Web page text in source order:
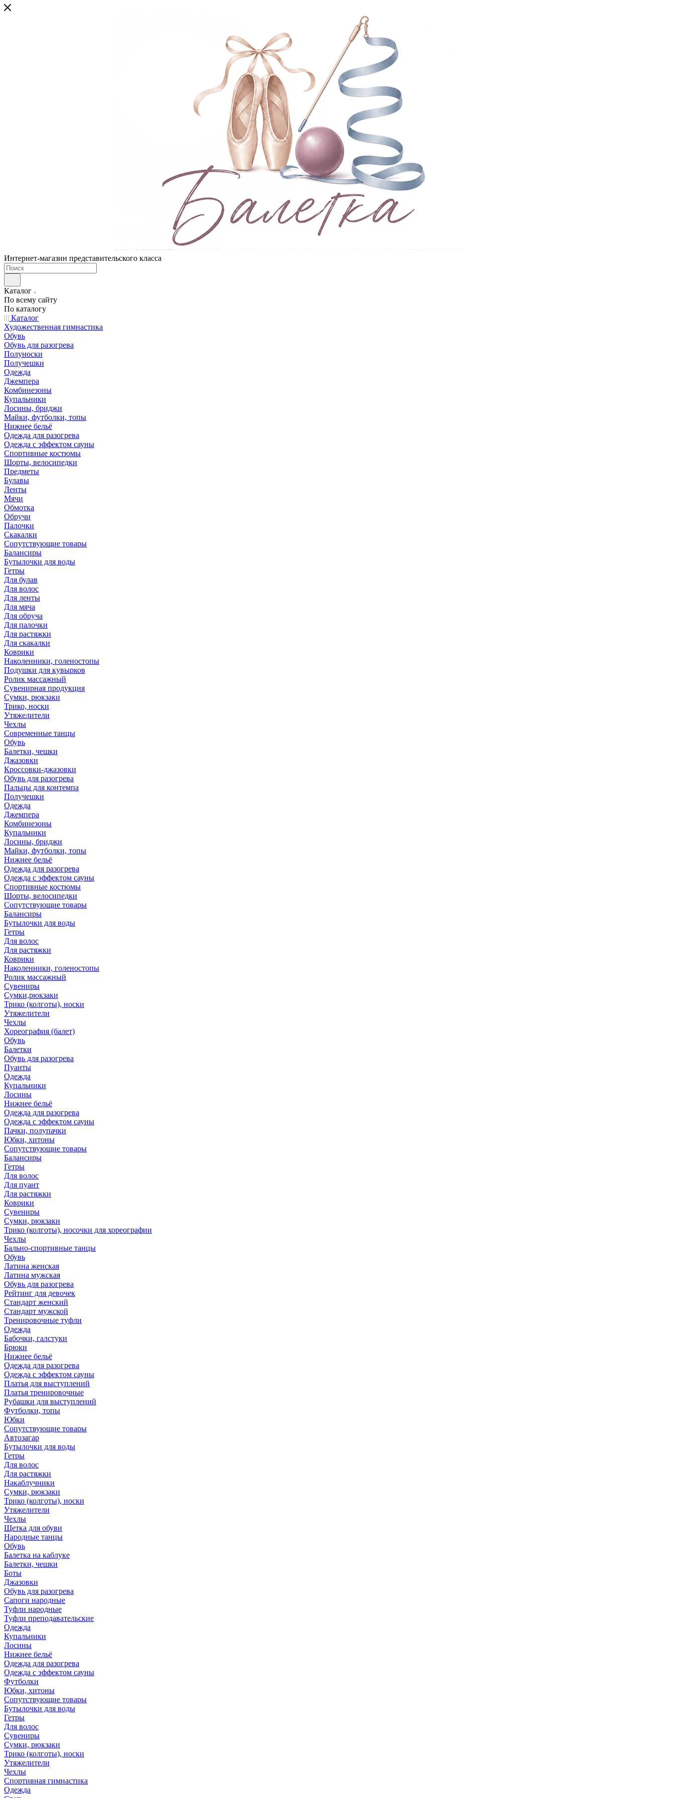
Интернет-магазин представительского класса
Каталог
По всему сайту
По каталогу
Каталог
Художественная гимнастика
Обувь
Обувь для разогрева
Полуноски
Получешки
Одежда
Джемпера
Комбинезоны
Купальники
Лосины, бриджи
Майки, футболки, топы
Нижнее бельё
Одежда для разогрева
Одежда с эффектом сауны
Спортивные костюмы
Шорты, велосипедки
Предметы
Булавы
Ленты
Мячи
Обмотка
Обручи
Палочки
Скакалки
Сопутствующие товары
Балансиры
Бутылочки для воды
Гетры
Для булав
Для волос
Для ленты
Для мяча
Для обруча
Для палочки
Для растяжки
Для скакалки
Коврики
Наколенники, голеностопы
Подушки для кувырков
Ролик массажный
Сувенирная продукция
Сумки, рюкзаки
Трико, носки
Утяжелители
Чехлы
Современные танцы
Обувь
Балетки, чешки
Джазовки
Кроссовки-джазовки
Обувь для разогрева
Пальцы для контемпа
Получешки
Одежда
Джемпера
Комбинезоны
Купальники
Лосины, бриджи
Майки, футболки, топы
Нижнее бельё
Одежда для разогрева
Одежда с эффектом сауны
Спортивные костюмы
Шорты, велосипедки
Сопутствующие товары
Балансиры
Бутылочки для воды
Гетры
Для волос
Для растяжки
Коврики
Наколенники, голеностопы
Ролик массажный
Сувениры
Сумки,рюкзаки
Трико (колготы), носки
Утяжелители
Чехлы
Хореография (балет)
Обувь
Балетки
Обувь для разогрева
Пуанты
Одежда
Купальники
Лосины
Нижнее бельё
Одежда для разогрева
Одежда с эффектом сауны
Пачки, полупачки
Юбки, хитоны
Сопутствующие товары
Балансиры
Гетры
Для волос
Для пуант
Для растяжки
Коврики
Сувениры
Сумки, рюкзаки
Трико (колготы), носочки для хореографии
Чехлы
Бально-спортивные танцы
Обувь
Латина женская
Латина мужская
Обувь для разогрева
Рейтинг для девочек
Стандарт женский
Стандарт мужской
Тренировочные туфли
Одежда
Бабочки, галстуки
Брюки
Нижнее бельё
Одежда для разогрева
Одежда с эффектом сауны
Платья для выступлений
Платья тренировочные
Рубашки для выступлений
Футболки, топы
Юбки
Сопутствующие товары
Автозагар
Бутылочки для воды
Гетры
Для волос
Для растяжки
Накаблучники
Сумки, рюкзаки
Трико (колготы), носки
Утяжелители
Чехлы
Щетка для обуви
Народные танцы
Обувь
Балетка на каблуке
Балетки, чешки
Боты
Джазовки
Обувь для разогрева
Сапоги народные
Туфли народные
Туфли преподавательские
Одежда
Купальники
Лосины
Нижнее бельё
Одежда для разогрева
Одежда с эффектом сауны
Футболки
Юбки, хитоны
Сопутствующие товары
Бутылочки для воды
Гетры
Для волос
Сувениры
Сумки, рюкзаки
Трико (колготы), носки
Утяжелители
Чехлы
Спортивная гимнастика
Одежда